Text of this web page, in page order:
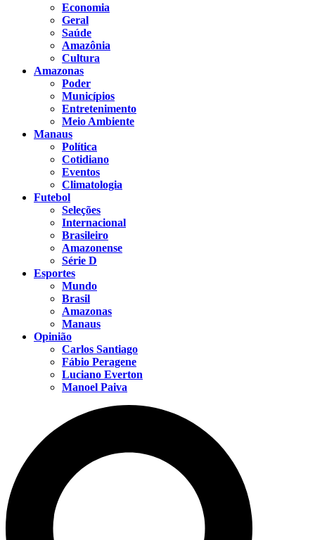
Economia
Geral
Saúde
Amazônia
Cultura
Amazonas
Poder
Municípios
Entretenimento
Meio Ambiente
Manaus
Política
Cotidiano
Eventos
Climatologia
Futebol
Seleções
Internacional
Brasileiro
Amazonense
Série D
Esportes
Mundo
Brasil
Amazonas
Manaus
Opinião
Carlos Santiago
Fábio Peragene
Luciano Everton
Manoel Paiva